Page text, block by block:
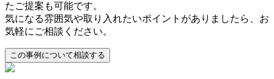
たご提案も可能です。
気になる雰囲気や取り入れたいポイントがありましたら、お
気軽にご相談ください。